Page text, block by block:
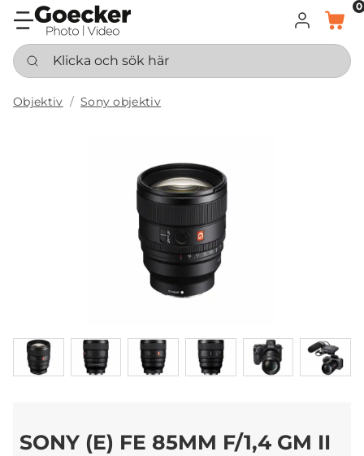
LOGGA IN
KORG
0
Klicka och sök här
Objektiv Sony objektiv
SONY (E) FE 85MM F/1,4 GM II